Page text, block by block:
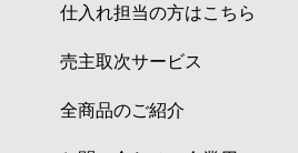
仕入れ担当の方はこちら
売主取次サービス
全商品のご紹介